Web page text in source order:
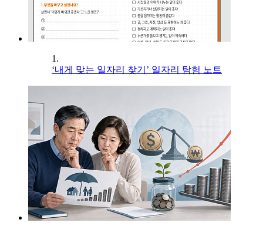
1.
‘내게 맞는 일자리 찾기’ 일자리 탐험 노트